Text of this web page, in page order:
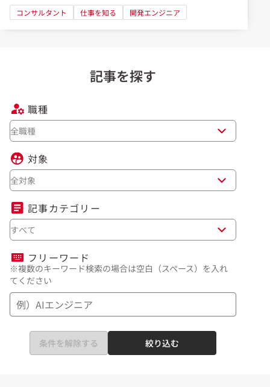
コンサルタント 仕事を知る 開発エンジニア
記事を探す
職種
全職種
対象
全対象
記事カテゴリー
すべて
フリーワード
※複数のキーワード検索の場合は空白（スペース）を入れ
てください
条件を解除する 絞り込む